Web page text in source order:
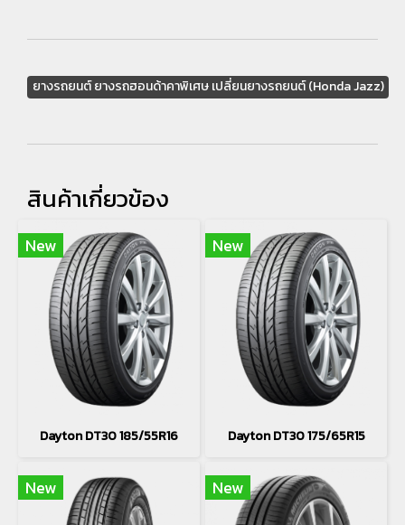
ยางรถยนต์ ยางรถฮอนด้าคาพิเศษ เปลี่ยนยางรถยนต์ (Honda Jazz)
สินค้าเกี่ยวข้อง
New
Dayton DT30 185/55R16
New
Dayton DT30 175/65R15
New New